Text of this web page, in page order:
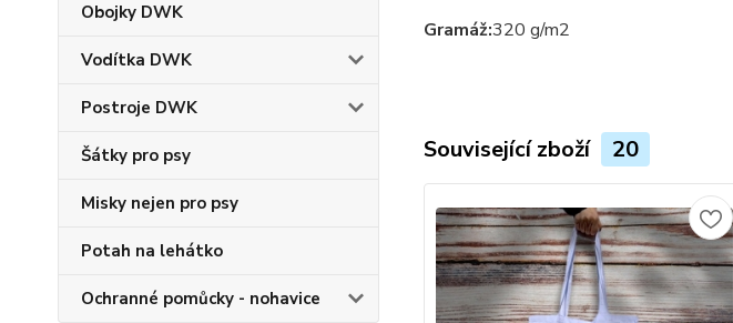
Obojky DWK
Vodítka DWK
Postroje DWK
Šátky pro psy
Misky nejen pro psy
Potah na lehátko
Ochranné pomůcky - nohavice
Gramáž:320 g/m2
Související zboží 20